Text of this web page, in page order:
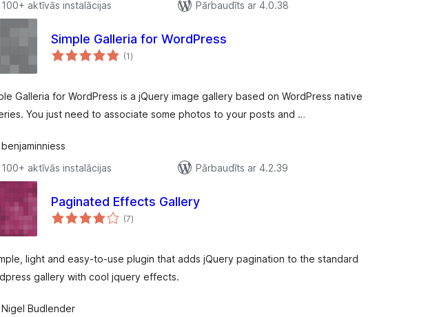
100+ aktīvās instalācijas
Pārbaudīts ar 4.0.38
Simple Galleria for WordPress
(1vērtējumu
kopsumma
)
Galleria for WordPress is a jQuery image gallery based on WordPress native
You just need to associate some photos to your posts and …
benjaminniess
100+ aktīvās instalācijas
Pārbaudīts ar 4.2.39
Paginated Effects Gallery
(7vērtējumu
kopsumma
)
light and easy-to-use plugin that adds jQuery pagination to the standard
gallery with cool jquery effects.
Nigel Budlender